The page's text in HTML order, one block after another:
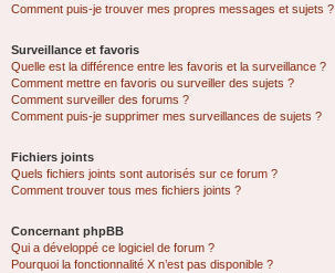
Comment puis-je trouver mes propres messages et sujets ?
Surveillance et favoris
Quelle est la différence entre les favoris et la surveillance ?
Comment mettre en favoris ou surveiller des sujets ?
Comment surveiller des forums ?
Comment puis-je supprimer mes surveillances de sujets ?
Fichiers joints
Quels fichiers joints sont autorisés sur ce forum ?
Comment trouver tous mes fichiers joints ?
Concernant phpBB
Qui a développé ce logiciel de forum ?
Pourquoi la fonctionnalité X n’est pas disponible ?